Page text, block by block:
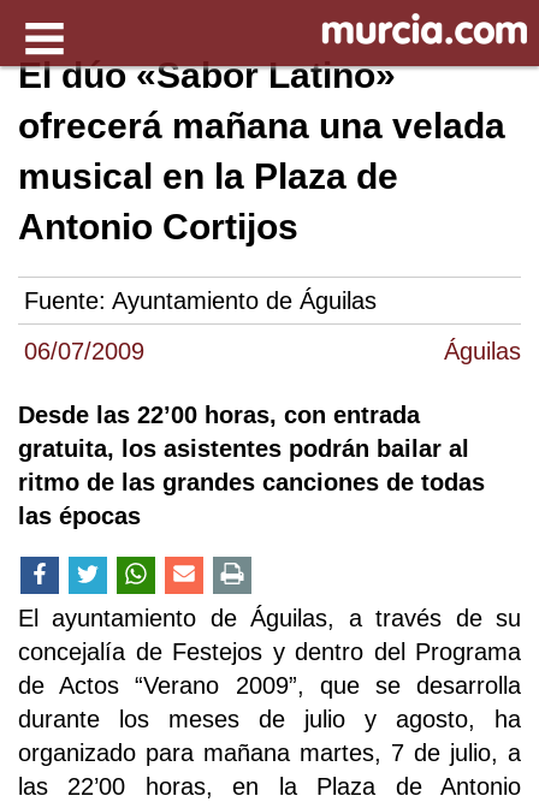
06/07/2009 Águilas
El dúo «Sabor Latino»
ofrecerá mañana una velada
musical en la Plaza de
Antonio Cortijos
Fuente: Ayuntamiento de Águilas
Desde las 22’00 horas, con entrada
gratuita, los asistentes podrán bailar al
ritmo de las grandes canciones de todas
las épocas
El ayuntamiento de Águilas, a través de su
concejalía de Festejos y dentro del Programa
de Actos “Verano 2009”, que se desarrolla
durante los meses de julio y agosto, ha
organizado para mañana martes, 7 de julio, a
las 22’00 horas, en la Plaza de Antonio